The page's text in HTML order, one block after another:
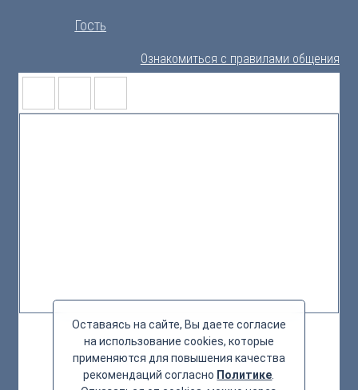
Гость
Ознакомиться с правилами общения
Оставаясь на сайте, Вы даете согласие
на использование cookies, которые
применяются для повышения качества
рекомендаций согласно Политике